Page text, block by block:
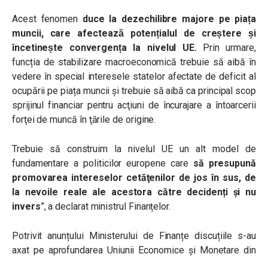
Acest fenomen duce la dezechilibre majore pe piața
muncii, care afectează potențialul de creștere și
încetinește convergența la nivelul UE.Prin urmare,
funcția de stabilizare macroeconomică trebuie să aibă în
vedere în special interesele statelor afectate de deficit al
ocupării pe piața muncii şi trebuie să aibă ca principal scop
sprijinul financiar pentru acţiuni de încurajare a întoarcerii
forţei de muncă în ţările de origine.
Trebuie să construim la nivelul UE un alt model de
fundamentare a politicilor europene care să presupună
promovarea intereselor cetăţenilor de jos în sus, de
la nevoile reale ale acestora către decidenți şi nu
invers”, a declarat ministrul Finanțelor.
Potrivit anunțului Ministerului de Finanțe discuțiile s-au
axat pe aprofundarea Uniunii Economice și Monetare din